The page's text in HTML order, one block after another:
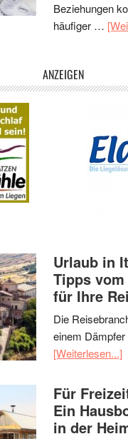
Beziehungen
häufiger …
ANZEIGEN
Urlaub in
Tipps
für Ihre
Die
einem
[Weiterlesen...]
Für
Ein
in der